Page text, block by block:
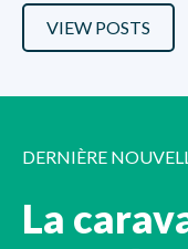
VIEW POSTS
DERNIÈRE
La